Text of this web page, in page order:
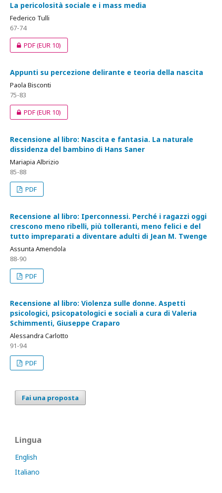
La pericolosità sociale e i mass media
Federico Tulli
67-74
PDF(EUR 10)
Appunti su percezione delirante e teoria della nascita
Paola Bisconti
75-83
PDF(EUR 10)
Recensione al libro: Nascita e fantasia. La naturale
dissidenza del bambino di Hans Saner
Mariapia Albrizio
85-88
PDF
Recensione al libro: Iperconnessi. Perché i ragazzi oggi
crescono meno ribelli, più tolleranti, meno felici e del
tutto impreparati a diventare adulti di Jean M. Twenge
Assunta Amendola
88-90
PDF
Recensione al libro: Violenza sulle donne. Aspetti
psicologici, psicopatologici e sociali a cura di Valeria
Schimmenti, Giuseppe Craparo
Alessandra Carlotto
91-94
PDF
Fai una proposta
Lingua
English
Italiano